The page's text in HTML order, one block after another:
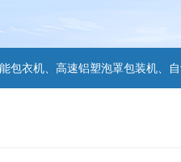
泡罩包装机、自动装盒机、软胶丸（囊）生产线